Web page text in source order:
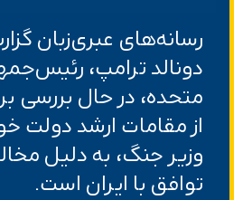
رسانه‌های عبری‌زبان
دونالد ترامپ،
متحده، در حال بررسی
از مقامات ارشد دولت
وزیر جنگ، به دلیل
توافق با ایران است.